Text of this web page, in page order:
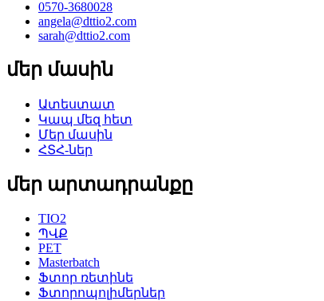
0570-3680028
angela@dttio2.com
sarah@dttio2.com
մեր մասին
Ատեստատ
Կապ մեզ հետ
Մեր մասին
ՀՏՀ-ներ
մեր արտադրանքը
TIO2
ՊՎՔ
PET
Masterbatch
Ֆտոր ռետինե
Ֆտորոպոլիմերներ